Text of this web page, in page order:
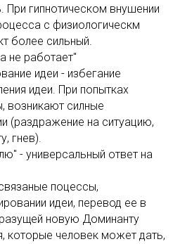
При гипнотическом внушении
с физиологическм
более сильный.
не работает"
идеи - избегание
идеи. При попытках
возникают силные
(раздражение на ситуацию,
гнев).
- универсальный ответ на
поцессы,
идеи, перевод ее в
новую Доминанту
которые человек может дать,